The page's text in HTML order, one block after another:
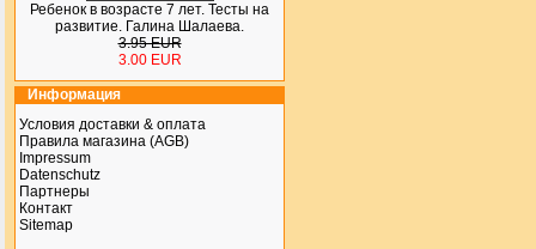
Ребенок в возрасте 7 лет. Тесты на
развитие. Галина Шалаева.
3.95 EUR
3.00 EUR
Информация
Условия доставки & оплата
Правила магазина (AGB)
Impressum
Datenschutz
Партнеры
Контакт
Sitemap